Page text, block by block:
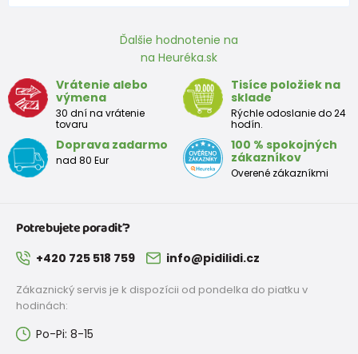
od 5,8 €s DPH
FUNNY chlapčenské ponožky - 3pack, Pidilidi, PD0141-02, chlapec
9,5 €
od 5,8 €
Skladem
FUNNY chlapčenské ponožky - 3pack, Pidilidi, PD0140-02, chlapec
ponožky kotníkové chlapčenské - 3pack, Pidilidi, PD0131, Chlapec
od 4,5 € s DPH
FUNNY chlapčenské ponožky - 3pack, Pidilidi, PD0143-02, chlapec
Ďalšie hodnotenie na
na Heuréka.sk
Vrátenie alebo
výmena
30 dní na vrátenie
tovaru
Tisíce položiek na
sklade
Rýchle odoslanie do 24
hodín.
Doprava zadarmo
nad 80 Eur
100 % spokojných
zákazníkov
Overené zákazníkmi
Potrebujete poradiť?
+420 725 518 759 info@pidilidi.cz
Zákaznický servis je k dispozícii od pondelka do piatku v
hodinách:
Po-Pi: 8-15